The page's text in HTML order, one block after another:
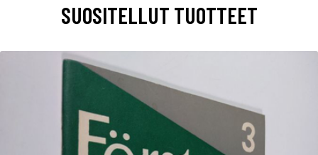
SUOSITELLUT TUOTTEET